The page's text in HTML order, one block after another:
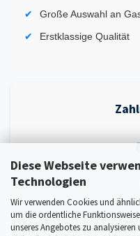
Diese Webseite
Technologien
Wir verwenden Cookies und
um die ordentliche
unseres Angebotes zu
Große Auswahl an
Erstklassige Qualität